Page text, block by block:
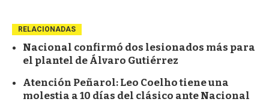
RELACIONADAS
Nacional confirmó dos lesionados más para
el plantel de Álvaro Gutiérrez
Atención Peñarol: Leo Coelho tiene una
molestia a 10 días del clásico ante Nacional